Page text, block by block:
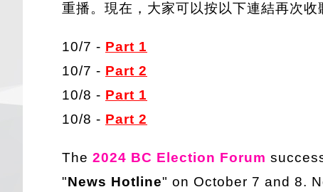
重播。現在，大家可以按以下連結再次收
10/7 - Part 1
10/7 - Part 2
10/8 - Part 1
10/8 - Part 2
The 2024 BC Election Forum
"News Hotline" on October 7 and 8.